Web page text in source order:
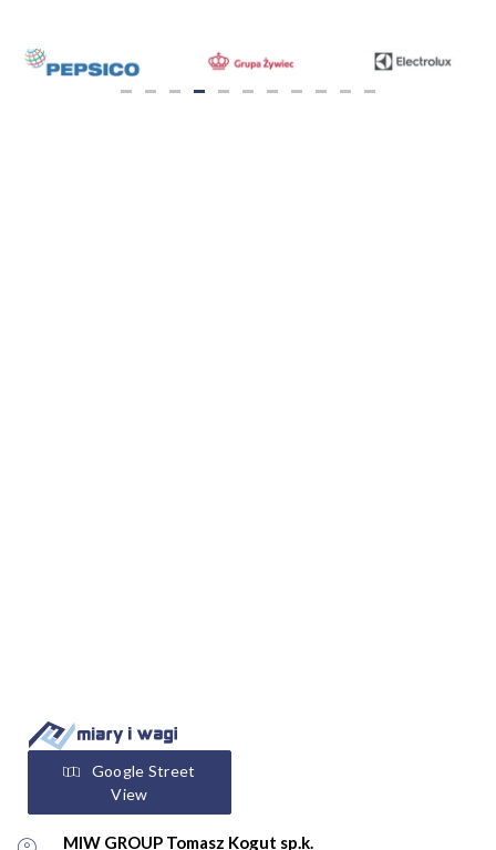
Google Street
View
MIW GROUP Tomasz Kogut sp.k.